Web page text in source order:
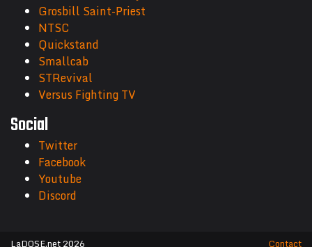
Grosbill Saint-Priest
NTSC
Quickstand
Smallcab
STRevival
Versus Fighting TV
Social
Twitter
Facebook
Youtube
Discord
LaDOSE.net 2026 Contact